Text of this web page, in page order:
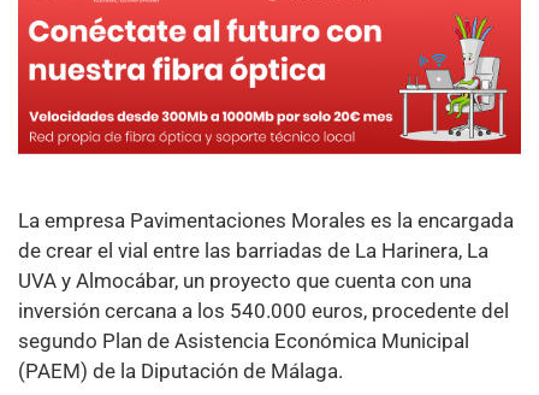
La empresa Pavimentaciones Morales es la encargada
de crear el vial entre las barriadas de La Harinera, La
UVA y Almocábar, un proyecto que cuenta con una
inversión cercana a los 540.000 euros, procedente del
segundo Plan de Asistencia Económica Municipal
(PAEM) de la Diputación de Málaga.